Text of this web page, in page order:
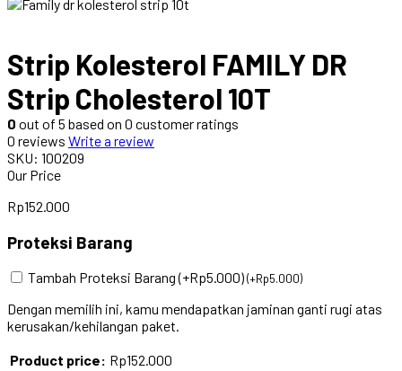
Strip Kolesterol FAMILY DR
Strip Cholesterol 10T
0 out of 5 based on 0 customer ratings
0 reviews Write a review
SKU: 100209
Our Price
Rp152.000
Proteksi Barang
Tambah Proteksi Barang (+Rp5.000)(+Rp5.000)
Dengan memilih ini, kamu mendapatkan jaminan ganti rugi atas
kerusakan/kehilangan paket.
Product price: Rp152.000